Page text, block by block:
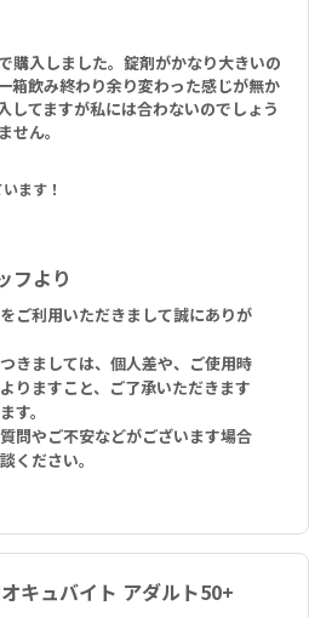
Flower Extract)** 1mg
(From Anchovies, Sardines), Gela
Silicon Dioxide, Carmine, Cara
Titanium Dioxide.
Fruit Extract.
D-α トコフェロール） 20mg、亜鉛
ドコサヘキサエン酸) 90mg] 250m
花エキス） 5mg、ゼアキサンチン異性
）** 1mg
ビ、イワシ由来）、ゼラチン、グリセ
化ケイ素、カルミン、カラメル、天然
タン
購入しました。錠剤がかなり大きいの
箱飲み終わり余り変わった感じが無か
してますが私には合わないのでしょう
せん。
ます！
フより
ご利用いただきまして誠にありが
きましては、個人差や、ご使用時
りますこと、ご了承いただきます
す。
問やご不安などがございます場合
ください。
キュバイト アダルト50+